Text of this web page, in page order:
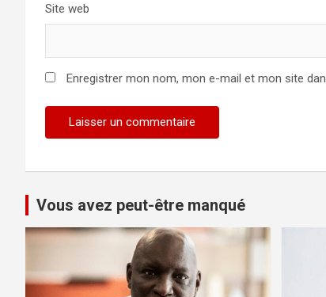
Site web
Enregistrer mon nom, mon e-mail et mon site
Vous avez peut-être manqué